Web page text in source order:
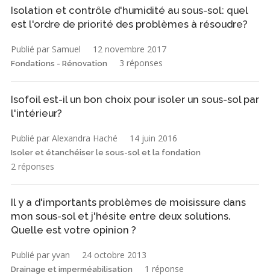
Isolation et contrôle d'humidité au sous-sol: quel
est l'ordre de priorité des problèmes à résoudre?
Publié par Samuel 12 novembre 2017
Fondations - Rénovation 3 réponses
Isofoil est-il un bon choix pour isoler un sous-sol par
l'intérieur?
Publié par Alexandra Haché 14 juin 2016
Isoler et étanchéiser le sous-sol et la fondation
2 réponses
Il y a d'importants problèmes de moisissure dans
mon sous-sol et j'hésite entre deux solutions.
Quelle est votre opinion ?
Publié par yvan 24 octobre 2013
Drainage et imperméabilisation 1 réponse